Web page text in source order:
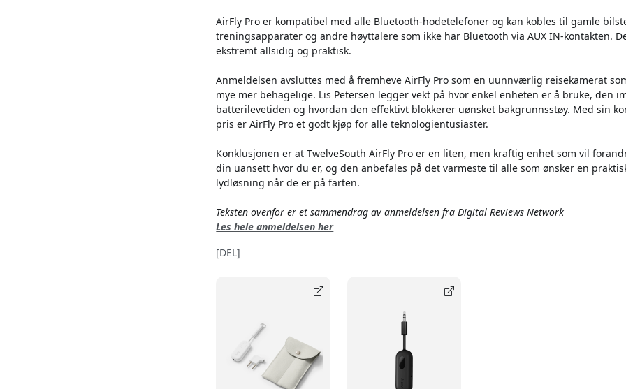
AirFly Pro er kompatibel med alle Bluetooth-hodetelefoner og kan kobles til gamle
treningsapparater og andre høyttalere som ikke har Bluetooth via AUX IN-kontakten.
ekstremt allsidig og praktisk.
Anmeldelsen avsluttes med å fremheve AirFly Pro som en uunnværlig reisekamerat
mye mer behagelige. Lis Petersen legger vekt på hvor enkel enheten er å bruke, den
batterilevetiden og hvordan den effektivt blokkerer uønsket bakgrunnsstøy. Med sin
pris er AirFly Pro et godt kjøp for alle teknologientusiaster.
Konklusjonen er at TwelveSouth AirFly Pro er en liten, men kraftig enhet som vil
din uansett hvor du er, og den anbefales på det varmeste til alle som ønsker en
lydløsning når de er på farten.
Teksten ovenfor er et sammendrag av anmeldelsen fra Digital Reviews Network
Les hele anmeldelsen her
[DEL]